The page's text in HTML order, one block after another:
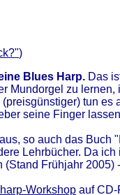
)
Blues Harp. Das
zu
tun
seine Finger
so auch das
Lehrbücher. Da
Frühjahr
Workshop auf CD-